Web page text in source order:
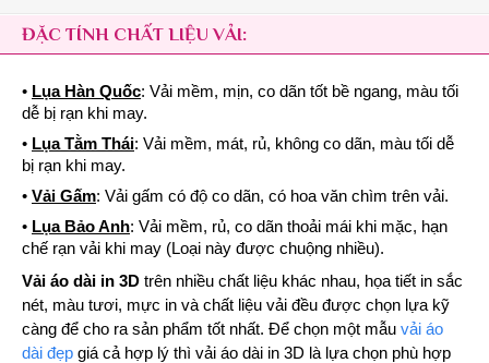
ĐẶC TÍNH CHẤT LIỆU VẢI:
• Lụa Hàn Quốc: Vải mềm, mịn, co dãn tốt bề ngang, màu tối
dễ bị rạn khi may.
• Lụa Tằm Thái: Vải mềm, mát, rủ, không co dãn, màu tối dễ
bị rạn khi may.
• Vải Gấm: Vải gấm có độ co dãn, có hoa văn chìm trên vải.
• Lụa Bảo Anh: Vải mềm, rủ, co dãn thoải mái khi mặc, hạn
chế rạn vải khi may (Loại này được chuộng nhiều).
Vải áo dài in 3D trên nhiều chất liệu khác nhau, họa tiết in sắc
nét, màu tươi, mực in và chất liệu vải đều được chọn lựa kỹ
càng để cho ra sản phẩm tốt nhất. Để chọn một mẫu vải áo
dài đẹp giá cả hợp lý thì vải áo dài in 3D là lựa chọn phù hợp